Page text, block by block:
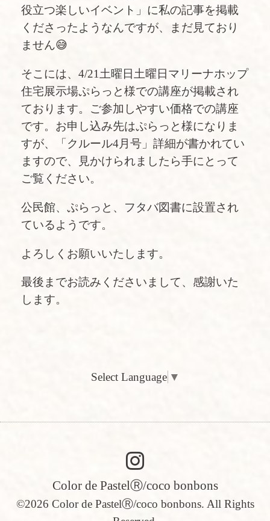
役立つ楽しいイベント」に私の記事を掲載
くださったようなんですが、まだ見ており
ません😅
そこには、4/21土曜日土曜日マリーナホップ
住宅展示場ぷらっと様での講座が掲載され
ております。ご参加しやすい価格での講座
です。お申し込み先はぷらっと様になりま
すが、「クルール4月号」詳細が書かれてい
ますので、見かけられましたら手にとって
ご覧ください。
公民館、ぷらっと、フタバ図書に設置され
ているようです。
よろしくお願いいたします。
最後までお読みくださいまして、感謝いた
します。
Select Language ▼
Color de PastelⓇ/coco bonbons
©2026 Color de PastelⓇ/coco bonbons. All Rights